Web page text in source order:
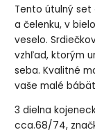
Tento útulný set
a čelenku, v
veselo.
vzhľad, ktorým
seba. Kvalitné
vaše malé
3 dielna
cca.68/74,